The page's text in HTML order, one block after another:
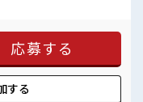
もOK！ ≪1日1時間程の
未満で、 ほどよく稼げま
ので、 毎日の服装の悩
る≫ 福利厚生が整った派
物が多いあなたにもぴっ
応募する
する